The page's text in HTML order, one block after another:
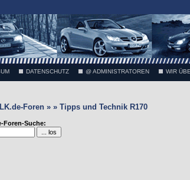
DATENSCHUTZ @ ADMINISTRATOREN WIR
Foren » » Tipps und Technik R170
Foren-Suche: